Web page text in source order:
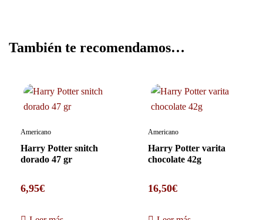
También te recomendamos…
Americano
Harry Potter snitch
dorado 47 gr
6,95€
Americano
Harry Potter varita
chocolate 42g
16,50€